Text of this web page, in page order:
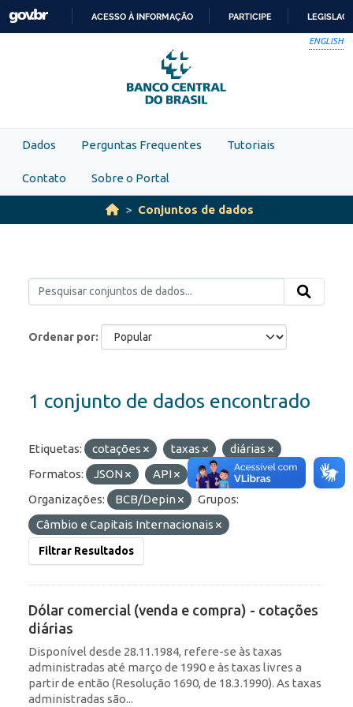
Skip to main content
PARA
O
CONTEÚDO
ACESSO À INFORMAÇÃO PARTICIPE
ENGLISH
Dados Perguntas Frequentes Tutoriais
Contato Sobre o Portal
Conjuntos de dados
Ordenar por
1 conjunto de dados encontrado
Etiquetas: cotações taxas
diárias
Formatos:
JSON API
OData
Organizações:
BCB/Depin
Grupos:
Câmbio e Capitais Internacionais
Filtrar Resultados
Dólar comercial (venda e compra) - cotações
diárias
Disponível desde 28.11.1984, refere-se às taxas
administradas até março de 1990 e às taxas livres a
partir de então (Resolução 1690, de 18.3.1990). As taxas
administradas são...